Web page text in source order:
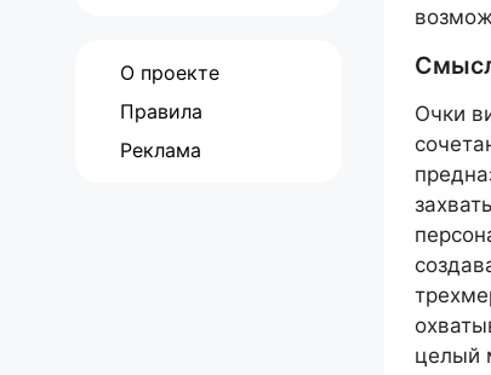
Очки
целый
О проекте
Правила
Реклама